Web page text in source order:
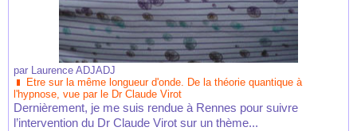
par Laurence ADJADJ
Etre sur la même longueur d'onde. De la théorie quantique à
l'hypnose, vue par le Dr Claude Virot
Dernièrement, je me suis rendue à Rennes pour suivre
l’intervention du Dr Claude Virot sur un thème...